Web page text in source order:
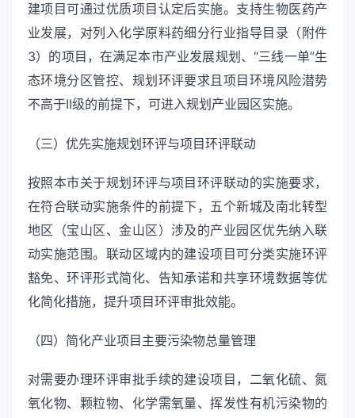
建项目可通过优质项目认定后实施。支持生物医药产
业发展，对列入化学原料药细分行业指导目录（附件
3）的项目，在满足本市产业发展规划、“三线一单”生
态环境分区管控、规划环评要求且项目环境风险潜势
不高于II级的前提下，可进入规划产业园区实施。
（三）优先实施规划环评与项目环评联动
按照本市关于规划环评与项目环评联动的实施要求，
在符合联动实施条件的前提下，五个新城及南北转型
地区（宝山区、金山区）涉及的产业园区优先纳入联
动实施范围。联动区域内的建设项目可分类实施环评
豁免、环评形式简化、告知承诺和共享环境数据等优
化简化措施，提升项目环评审批效能。
（四）简化产业项目主要污染物总量管理
对需要办理环评审批手续的建设项目，二氧化硫、氮
氧化物、颗粒物、化学需氧量、挥发性有机污染物的